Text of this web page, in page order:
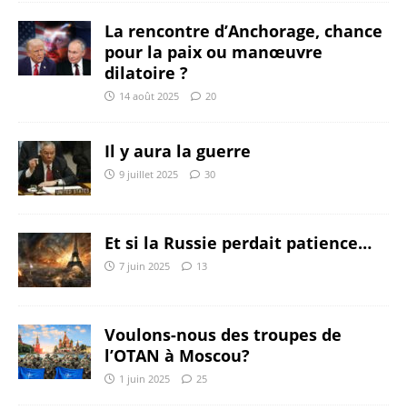
La rencontre d’Anchorage, chance
pour la paix ou manœuvre
dilatoire ?
14 août 2025 20
Il y aura la guerre
9 juillet 2025 30
Et si la Russie perdait patience…
7 juin 2025 13
Voulons-nous des troupes de
l’OTAN à Moscou?
1 juin 2025 25